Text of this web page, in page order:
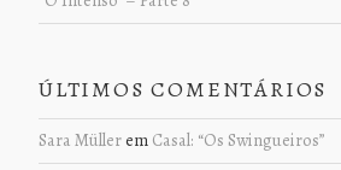
ÚLTIMOS COMENTÁRIOS
Sara Müllerem Casal: “Os Swingueiros”